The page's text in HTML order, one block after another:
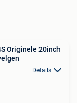
Originele 20inch
Details